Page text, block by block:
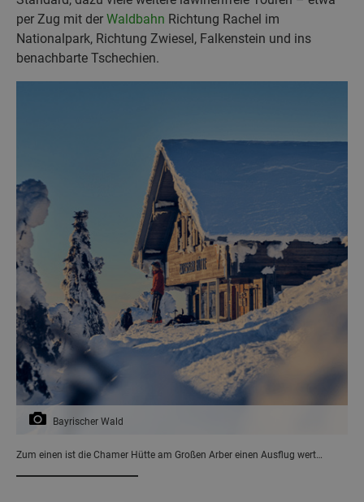
per Zug mit der Waldbahn Richtung Rachel im
Nationalpark, Richtung Zwiesel, Falkenstein und ins
benachbarte Tschechien.
Bayrischer Wald
Zum einen ist die Chamer Hütte am Großen Arber einen Ausflug wert…